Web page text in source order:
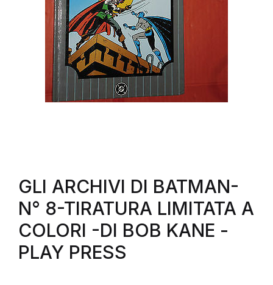
GLI ARCHIVI DI BATMAN-
N° 8-TIRATURA LIMITATA A
COLORI -DI BOB KANE -
PLAY PRESS